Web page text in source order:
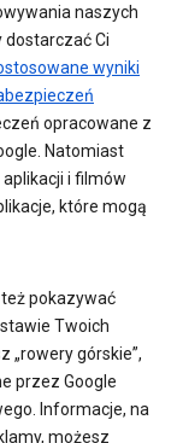
naszych
dostarczać Ci
wyniki
opracowane z
Natomiast
i filmów
które mogą
pokazywać
Twoich
„rowery górskie”,
przez Google
Informacje, na
możesz